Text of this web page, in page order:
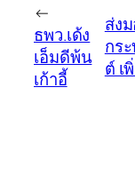
←
ธพว.เด้ง
เอ็มดีพ้น
เก้าอี้
ส่ง
กร
ต์ เ